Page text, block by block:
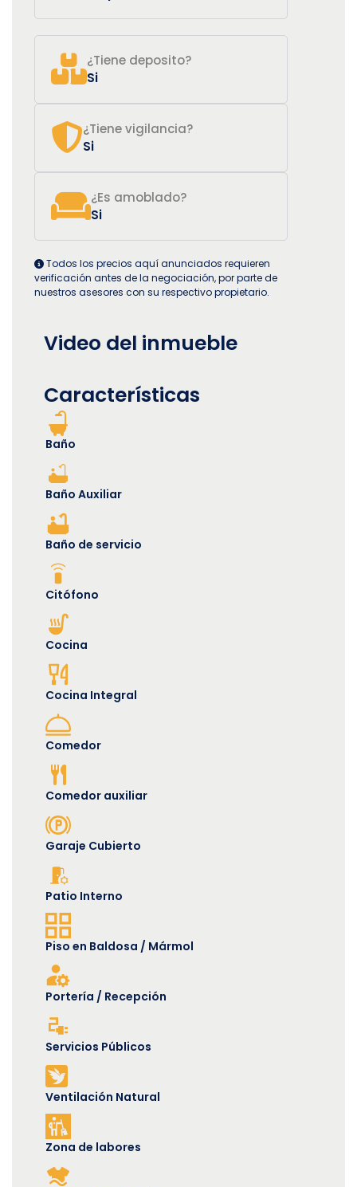
¿Tiene deposito?
Si
¿Tiene vigilancia?
Si
¿Es amoblado?
Si
Todos los precios aquí anunciados requieren
verificación antes de la negociación, por parte de
nuestros asesores con su respectivo propietario.
Video del inmueble
Características
Baño
Baño Auxiliar
Baño de servicio
Citófono
Cocina
Cocina Integral
Comedor
Comedor auxiliar
Garaje Cubierto
Patio Interno
Piso en Baldosa / Mármol
Portería / Recepción
Servicios Públicos
Ventilación Natural
Zona de labores